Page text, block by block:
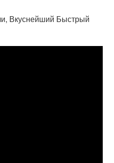
Вкуснейший Быстрый